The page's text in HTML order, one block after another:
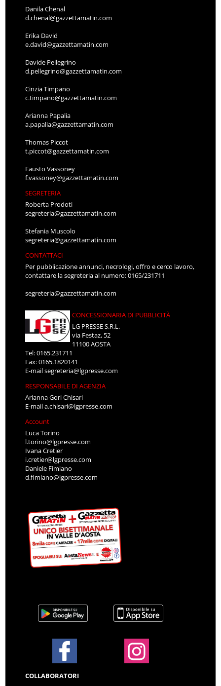
Danila Chenal
d.chenal@gazzettamatin.com
Erika David
e.david@gazzettamatin.com
Davide Pellegrino
d.pellegrino@gazzettamatin.com
Cinzia Timpano
c.timpano@gazzettamatin.com
Arianna Papalia
a.papalia@gazzettamatin.com
Thomas Piccot
t.piccot@gazzettamatin.com
Fausto Vassoney
f.vassoney@gazzettamatin.com
SEGRETERIA
Roberta Prodoti
segreteria@gazzettamatin.com
Stefania Muscolo
segreteria@gazzettamatin.com
CONTATTACI
Per pubblicazione annunci, necrologi, offro e cerco lavoro,
contattare la segreteria al numero: 0165/231711
segreteria@gazzettamatin.com
CONCESSIONARIA DI PUBBLICITÀ
LG PRESSE S.R.L.
via Festaz, 52
11100 AOSTA
Tel: 0165.231711
Fax: 0165.1820141
E-mailsegreteria@lgpresse.com
RESPONSABILE DI AGENZIA
Arianna Gori Chisari
E-maila.chisari@lgpresse.com
Account
Luca Torino
l.torino@lgpresse.com
Ivana Cretier
i.cretier@lgpresse.com
Daniele Fimiano
d.fimiano@lgpresse.com
COLLABORATORI